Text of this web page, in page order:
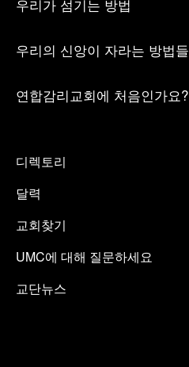
우리가 섬기는 방법
우리의 신앙이 자라는 방법들
연합감리교회에 처음인가요?
디렉토리
달력
교회찾기
UMC에 대해 질문하세요
교단뉴스